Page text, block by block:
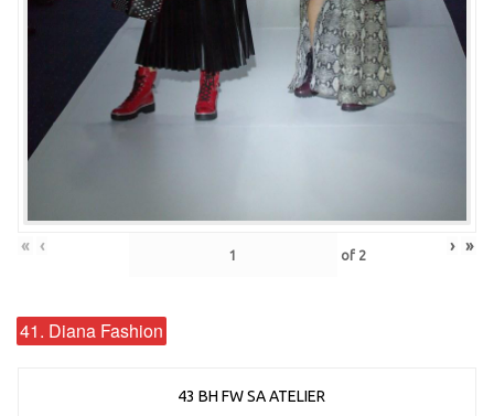
« ‹ of 2 › »
41. Diana Fashion
43 BH FW SA ATELIER